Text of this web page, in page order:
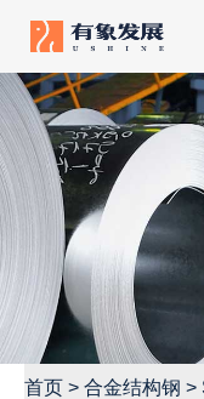
首页 > 合金结构钢 >